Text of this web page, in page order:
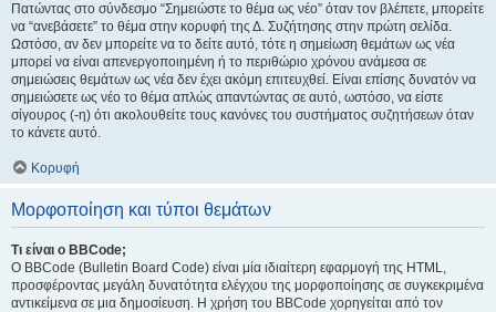
Πατώντας στο σύνδεσμο “Σημειώστε το θέμα ως νέο” όταν τον βλέπετε, μπορείτε
να “ανεβάσετε” το θέμα στην κορυφή της Δ. Συζήτησης στην πρώτη σελίδα.
Ωστόσο, αν δεν μπορείτε να το δείτε αυτό, τότε η σημείωση θεμάτων ως νέα
μπορεί να είναι απενεργοποιημένη ή το περιθώριο χρόνου ανάμεσα σε
σημειώσεις θεμάτων ως νέα δεν έχει ακόμη επιτευχθεί. Είναι επίσης δυνατόν να
σημειώσετε ως νέο το θέμα απλώς απαντώντας σε αυτό, ωστόσο, να είστε
σίγουρος (-η) ότι ακολουθείτε τους κανόνες του συστήματος συζητήσεων όταν
το κάνετε αυτό.
Κορυφή
Μορφοποίηση και τύποι θεμάτων
Τι είναι ο BBCode;
Ο BBCode (Bulletin Board Code) είναι μία ιδιαίτερη εφαρμογή της HTML,
προσφέροντας μεγάλη δυνατότητα ελέγχου της μορφοποίησης σε συγκεκριμένα
αντικείμενα σε μια δημοσίευση. Η χρήση του BBCode χορηγείται από τον